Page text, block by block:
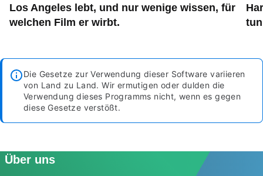
Los Angeles lebt, und nur wenige wissen, für
welchen Film er wirbt.
tun
Die Gesetze zur Verwendung dieser Software variieren
von Land zu Land. Wir ermutigen oder dulden die
Verwendung dieses Programms nicht, wenn es gegen
diese Gesetze verstößt.
Über uns